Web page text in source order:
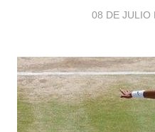
08 DE JULIO